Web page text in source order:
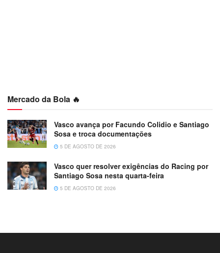
Mercado da Bola 🔥
Vasco avança por Facundo Colidio e Santiago
Sosa e troca documentações
5 DE AGOSTO DE 2026
Vasco quer resolver exigências do Racing por
Santiago Sosa nesta quarta-feira
5 DE AGOSTO DE 2026